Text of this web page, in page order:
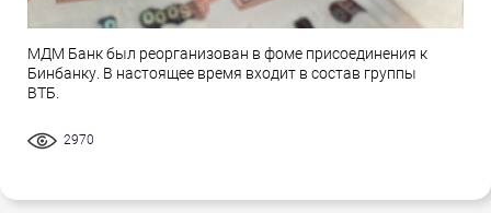
МДМ Банк был реорганизован в фоме присоединения к
Бинбанку. В настоящее время входит в состав группы
ВТБ.
2970